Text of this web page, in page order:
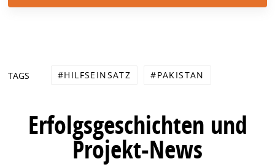
TAGS HILFSEINSATZ PAKISTAN
Erfolgsgeschichten und
Projekt-News